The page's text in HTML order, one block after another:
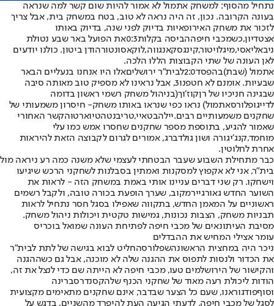
נתחיל מהסוף: למשחק אתמול לא אמור להיות שום קשר למה שנראה
בעונה הקרובה. נכון, זה היה נראה לא טוב, בטח במשחק בית, אבל צריך
לזכור את משחק האירופאיות בדיוק לפני שנה, בדיוק באותו
אצטדיון,כשמכבי חיפההביסה בקלות0:3את הפועל באר שבע נטולת
ניבאליאסי,מיגלויטור,קינגסקאנגווה,לוקאסונטורהודן ביטון. כולנו יודעים
לאן העונה של שתי הקבוצות הללו הלכה.
אתמול (שבת)בהפסד2:0לבית"ר ירושליםאלו היו אנחנו בנעליים הבאר
שבעיות. אומנם לא חטפנו3, אבל נראינו לא מספיק טוב מאותה סיבה
שבגינה חניכיו של רןקוז׳וך(בניהול משחק רשמי ראשון בדומה
לדייגופלורסאתמול) נראו כפי שנראו באותו משחק- חיסרון משמעותי של
שחקנים משמעותיים רבים.יילהבטאיי,טריבנטהטיוארטוהקשר האחורי
שאמור להגיע, בתוספת מספר שחקנים שחסרו אמש כמו עלי
מוחמד,קנג׳יגורה ושון גולדברג, אמורים לגרום לקבוצה הזאת להיראות
אחרת לחלוטין.
כבר מתחילת השבוע שעבר הבטחתי לעצמי שלא משנה כמה רע ניראה מול
בית״ר, אני לא אקפוץ למסקנות ואמתין בסבלנות לשחקני הרכש שיגיעו
וישחקו. רק שני דברים עניינו אותי באמת במשחק הזה - לראות את
השוער החדש גאורגיירמקוב, שערך הופעת בכורה טובה, ולקבל רשמים
ראשוניים על המאמן החדש, בתקווה שאפילו בסגל חסר נתחיל לראות
תבניות משחק, הצבות נכונות, גמישות טקטית ויכולות ניהול משחק.
מסיבת העיתונאים של מכבי חיפה לפתיחת העונה שמואל בוכריס
עומר אצילי המחיש את ההבדלים
ניכר היה במחצית הראשונהשפלורסהחליט לבוא בגישה של לתת לבית״ר
את הכדור ולנסות לתפוס את ההגנה שלה לא מוכנה, אבל גם כשההגנה
והקישור של הירושלמים טעו, מכבי חיפה לא הייתה שם כדי לנצל את זה,
הודות ליכולת רעה מאוד של שחקני הכנף שלהקסנדרסברינה
וסוףפודגוראנו, שעם כל הצער שבדבר, אינם שחקנים מתאימים מקצועית
לסגל של מכבי חיפה. לדעתי הגיעה העת להיפרד מהשניים, בדגש על